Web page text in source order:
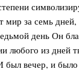
мир за семь
день Он
любого из дней
был вечер, и